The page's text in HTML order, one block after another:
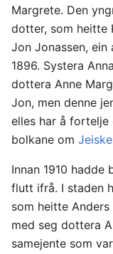
Margrete. Den
dotter, som heitte
Jon Jonassen, ein
1896. Systera
dottera Anne
Jon, men denne
elles har å fortelje
bolkane om
Innan 1910
flutt ifrå. I staden
som heitte
med seg dottera
samejente som